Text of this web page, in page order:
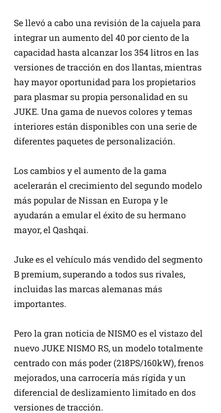
Se llevó a cabo una revisión de la cajuela para
integrar un aumento del 40 por ciento de la
capacidad hasta alcanzar los 354 litros en las
versiones de tracción en dos llantas, mientras
hay mayor oportunidad para los propietarios
para plasmar su propia personalidad en su
JUKE. Una gama de nuevos colores y temas
interiores están disponibles con una serie de
diferentes paquetes de personalización.
Los cambios y el aumento de la gama
acelerarán el crecimiento del segundo modelo
más popular de Nissan en Europa y le
ayudarán a emular el éxito de su hermano
mayor, el Qashqai.
Juke es el vehículo más vendido del segmento
B premium, superando a todos sus rivales,
incluidas las marcas alemanas más
importantes.
Pero la gran noticia de NISMO es el vistazo del
nuevo JUKE NISMO RS, un modelo totalmente
centrado con más poder (218PS/160kW), frenos
mejorados, una carrocería más rígida y un
diferencial de deslizamiento limitado en dos
versiones de tracción.